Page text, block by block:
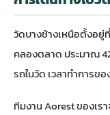
วัดบางช้างเหนือตั้งอยู่
คลองตลาด ประมาณ
รถในวัด เวลาทำการข
ทีมงาน Aorest ของเ